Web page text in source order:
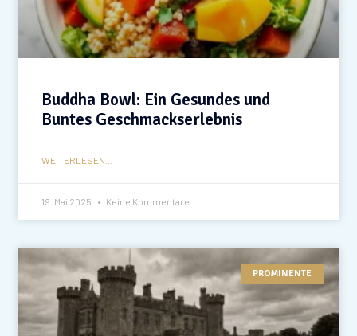
Buddha Bowl: Ein Gesundes und
Buntes Geschmackserlebnis
WEITERLESEN...
19. Mai 2025 Keine Kommentare
PROMINENTE